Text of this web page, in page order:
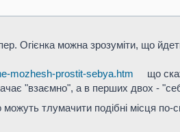
Огієнка можна зрозуміти, що
mozhesh-prostit-sebya.htm
що
"взаємно", а в перших двох -
тлумачити подібні місця по-